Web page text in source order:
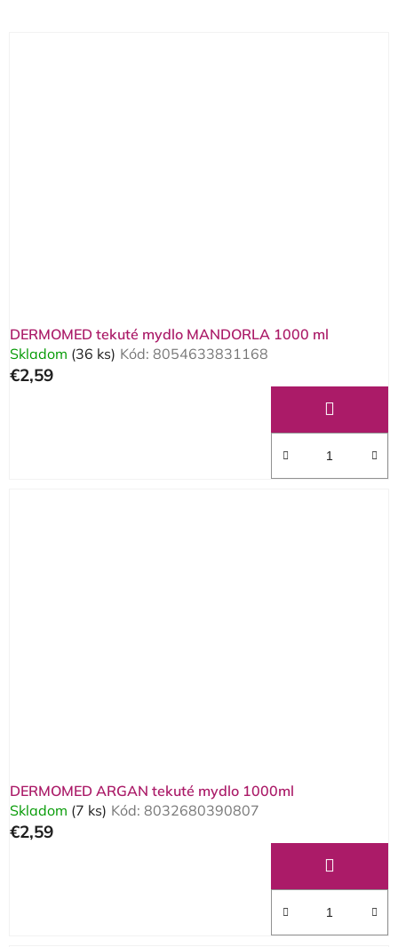
v
DERMOMED tekuté mydlo MANDORLA 1000 ml
Skladom (36 ks) Kód: 8054633831168
€2,59
DERMOMED ARGAN tekuté mydlo 1000ml
Skladom (7 ks) Kód: 8032680390807
€2,59